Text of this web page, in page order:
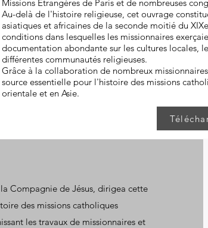
Missions Étrangères de Paris et de nombreuses
Au-delà de l'histoire religieuse, cet ouvrage
asiatiques et africaines de la seconde moitié du
conditions dans lesquelles les missionnaires
documentation abondante sur les cultures locales,
différentes communautés religieuses.
Grâce à la collaboration de nombreux
source essentielle pour l'histoire des missions
orientale et en Asie.
Compagnie de Jésus, dirigea cette
des missions catholiques
les travaux de missionnaires et